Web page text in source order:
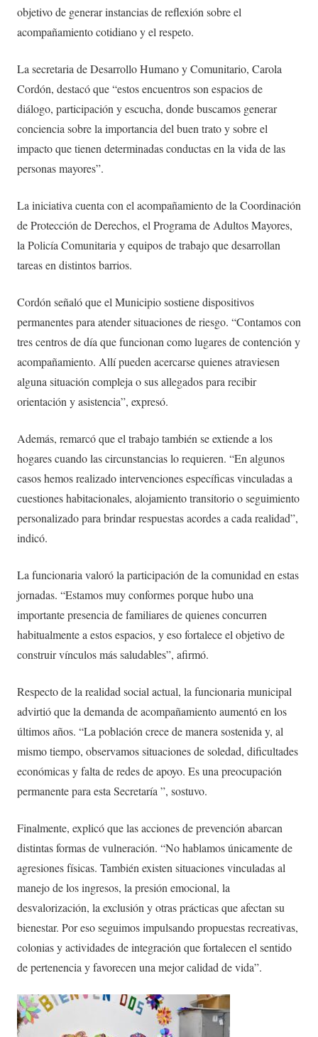
objetivo de generar instancias de reflexión sobre el
acompañamiento cotidiano y el respeto.
La secretaria de Desarrollo Humano y Comunitario, Carola
Cordón, destacó que “estos encuentros son espacios de
diálogo, participación y escucha, donde buscamos generar
conciencia sobre la importancia del buen trato y sobre el
impacto que tienen determinadas conductas en la vida de las
personas mayores”.
La iniciativa cuenta con el acompañamiento de la Coordinación
de Protección de Derechos, el Programa de Adultos Mayores,
la Policía Comunitaria y equipos de trabajo que desarrollan
tareas en distintos barrios.
Cordón señaló que el Municipio sostiene dispositivos
permanentes para atender situaciones de riesgo. “Contamos con
tres centros de día que funcionan como lugares de contención y
acompañamiento. Allí pueden acercarse quienes atraviesen
alguna situación compleja o sus allegados para recibir
orientación y asistencia”, expresó.
Además, remarcó que el trabajo también se extiende a los
hogares cuando las circunstancias lo requieren. “En algunos
casos hemos realizado intervenciones específicas vinculadas a
cuestiones habitacionales, alojamiento transitorio o seguimiento
personalizado para brindar respuestas acordes a cada realidad”,
indicó.
La funcionaria valoró la participación de la comunidad en estas
jornadas. “Estamos muy conformes porque hubo una
importante presencia de familiares de quienes concurren
habitualmente a estos espacios, y eso fortalece el objetivo de
construir vínculos más saludables”, afirmó.
Respecto de la realidad social actual, la funcionaria municipal
advirtió que la demanda de acompañamiento aumentó en los
últimos años. “La población crece de manera sostenida y, al
mismo tiempo, observamos situaciones de soledad, dificultades
económicas y falta de redes de apoyo. Es una preocupación
permanente para esta Secretaría ”, sostuvo.
Finalmente, explicó que las acciones de prevención abarcan
distintas formas de vulneración. “No hablamos únicamente de
agresiones físicas. También existen situaciones vinculadas al
manejo de los ingresos, la presión emocional, la
desvalorización, la exclusión y otras prácticas que afectan su
bienestar. Por eso seguimos impulsando propuestas recreativas,
colonias y actividades de integración que fortalecen el sentido
de pertenencia y favorecen una mejor calidad de vida”.